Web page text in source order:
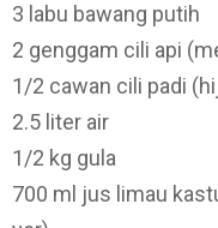
3 labu bawang putih
2 genggam cili api
1/2 cawan cili padi
2.5 liter air
1/2 kg gula
700 ml jus limau